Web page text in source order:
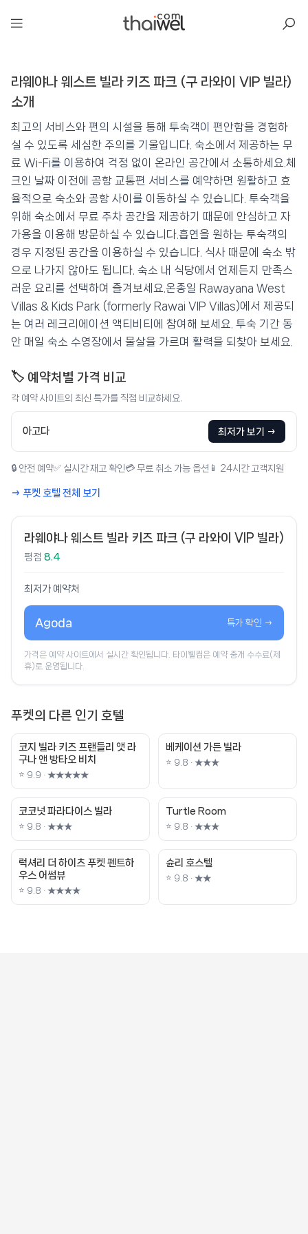
라웨야나 웨스트 빌라 키즈 파크 (구 라와이
VIP 빌라)
📍 푸켓 ★★★★ ⭐ 8.4
💰 최저가 확인 · 예약하기
라웨야나 웨스트 빌라 키즈 파크 (구 라와이 VIP 빌라)
소개
최고의 서비스와 편의 시설을 통해 투숙객이 편안함을 경험하
실 수 있도록 세심한 주의를 기울입니다. 숙소에서 제공하는 무
료 Wi-Fi를 이용하여 걱정 없이 온라인 공간에서 소통하세요.체
크인 날짜 이전에 공항 교통편 서비스를 예약하면 원활하고 효
율적으로 숙소와 공항 사이를 이동하실 수 있습니다. 투숙객을
위해 숙소에서 무료 주차 공간을 제공하기 때문에 안심하고 자
가용을 이용해 방문하실 수 있습니다.흡연을 원하는 투숙객의
경우 지정된 공간을 이용하실 수 있습니다. 식사 때문에 숙소 밖
으로 나가지 않아도 됩니다. 숙소 내 식당에서 언제든지 만족스
러운 요리를 선택하여 즐겨보세요.온종일 Rawayana West
Villas & Kids Park (formerly Rawai VIP Villas)에서 제공되
는 여러 레크리에이션 액티비티에 참여해 보세요. 투숙 기간 동
안 매일 숙소 수영장에서 물살을 가르며 활력을 되찾아 보세요.
🏷️ 예약처별 가격 비교
각 예약 사이트의 최신 특가를 직접 비교하세요.
아고다 최저가 보기 →
🔒 안전 예약✅ 실시간 재고 확인 💳 무료 취소 가능 옵션 📱 24시간 고객지원
→ 푸켓 호텔 전체 보기
라웨야나 웨스트 빌라 키즈 파크 (구 라와이 VIP 빌라)
평점 8.4
최저가 예약처
Agoda 특가 확인 →
가격은 예약 사이트에서 실시간 확인됩니다. 타이웰컴은 예약 중개 수수료(제
휴)로 운영됩니다.
푸켓의 다른 인기 호텔
코지 빌라 키즈 프랜들리 앳 라
구나 앤 방타오 비치
⭐ 9.9 · ★★★★★
베케이션 가든 빌라
⭐ 9.8 · ★★★
코코넛 파라다이스 빌라
⭐ 9.8 · ★★★
Turtle Room
⭐ 9.8 · ★★★
럭셔리 더 하이츠 푸켓 펜트하
우스 어썸뷰
⭐ 9.8 · ★★★★
슌리 호스텔
⭐ 9.8 · ★★